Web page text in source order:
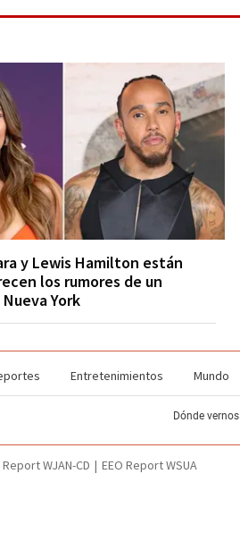
y Lewis Hamilton están
los rumores de un
York
Entretenimientos Mundo
Dónde vernos
Report WJAN-CD EEO Report WSUA